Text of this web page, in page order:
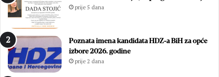
prije 5 dana
Poznata imena kandidata HDZ-a BiH za opće
izbore 2026. godine
prije 2 dana